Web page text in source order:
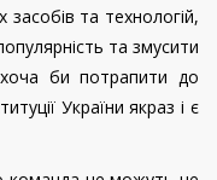
та технологій,
та змусити
би потрапити до
України якраз і є